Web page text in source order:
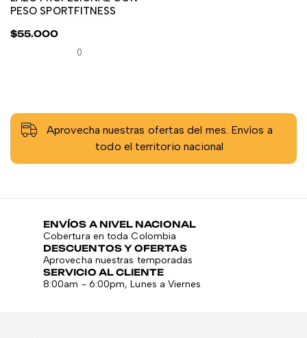
PESO SPORTFITNESS
$55.000
0
Aprovecha nuestras ofertas del mes. Envíos a
todo el territorio nacional
ENVÍOS A NIVEL NACIONAL
Cobertura en toda Colombia
DESCUENTOS Y OFERTAS
Aprovecha nuestras temporadas
SERVICIO AL CLIENTE
8:00am - 6:00pm, Lunes a Viernes